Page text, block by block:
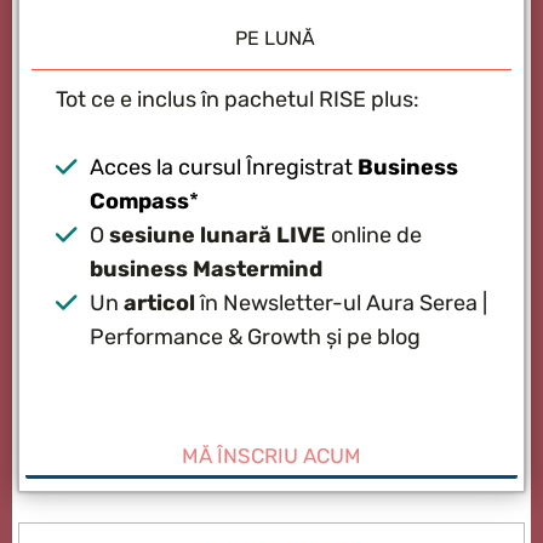
PE LUNĂ
Tot ce e inclus în pachetul RISE plus:
Acces la cursul Înregistrat Business
Compass*
Osesiune lunară LIVE online de
business Mastermind
Un articolîn Newsletter-ul Aura Serea |
Performance & Growth și pe blog
MĂ ÎNSCRIU ACUM